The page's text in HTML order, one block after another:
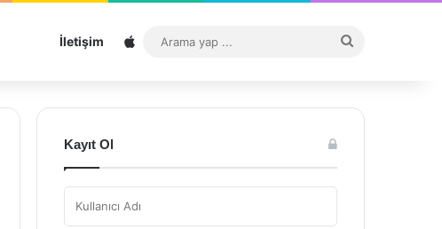
İletişim Sitemap
...
Kayıt Ol